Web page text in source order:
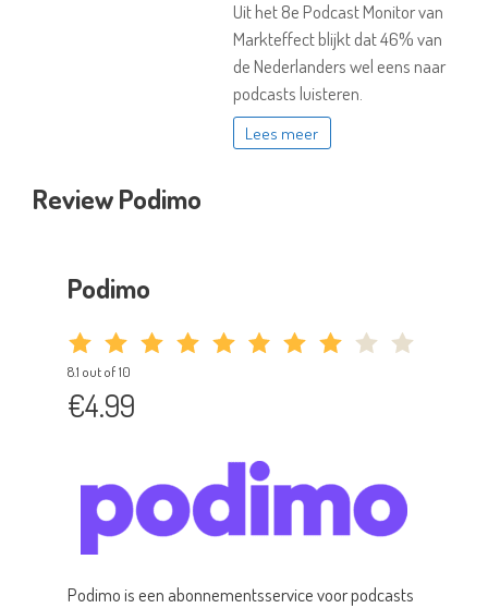
Uit het 8e Podcast Monitor van
Markteffect blijkt dat 46% van
de Nederlanders wel eens naar
podcasts luisteren.
Lees meer
Review Podimo
Podimo
8.1 out of 10
€4.99
Podimo is een abonnementsservice voor podcasts